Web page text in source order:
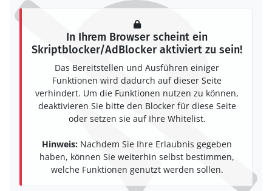
In Ihrem Browser scheint ein
Skriptblocker/AdBlocker aktiviert zu sein!
Das Bereitstellen und Ausführen einiger
Funktionen wird dadurch auf dieser Seite
verhindert. Um die Funktionen nutzen zu können,
deaktivieren Sie bitte den Blocker für diese Seite
oder setzen sie auf Ihre Whitelist.
Hinweis: Nachdem Sie Ihre Erlaubnis gegeben
haben, können Sie weiterhin selbst bestimmen,
welche Funktionen genutzt werden sollen.